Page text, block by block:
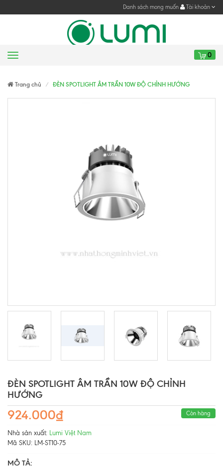
Danh sách mong muốn Tài khoản
Menu 0
Trang chủ ĐÈN SPOTLIGHT ÂM TRẦN 10W ĐỘ CHỈNH HƯỚNG
ĐÈN SPOTLIGHT ÂM TRẦN 10W ĐỘ CHỈNH
HƯỚNG
924.000₫ Còn hàng
Nhà sản xuất: Lumi Việt Nam
Mã SKU: LM-ST10-75
MÔ TẢ: